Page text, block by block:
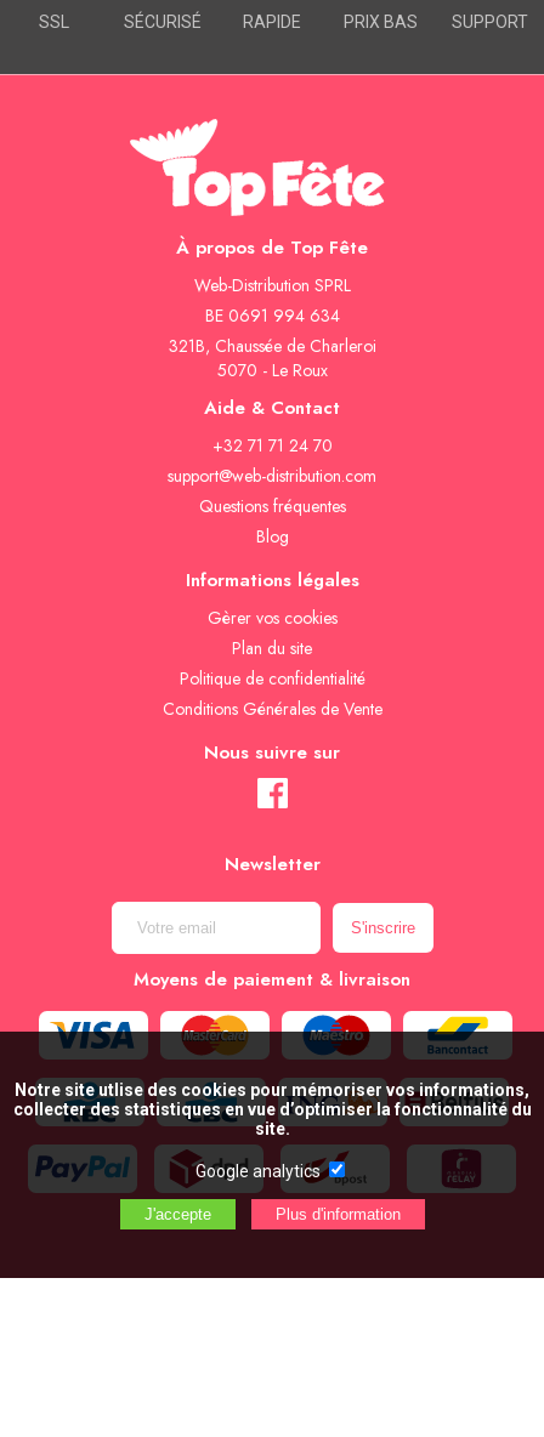
SSL SÉCURISÉ RAPIDE PRIX BAS SUPPORT
À propos de Top Fête
Web-Distribution SPRL
BE 0691 994 634
321B, Chaussée de Charleroi
5070 - Le Roux
Aide & Contact
+32 71 71 24 70
support@web-distribution.com
Questions fréquentes
Blog
Informations légales
Gèrer vos cookies
Plan du site
Politique de confidentialité
Conditions Générales de Vente
Nous suivre sur
Newsletter
Moyens de paiement & livraison
Notre site utlise des cookies pour mémoriser vos informations,
collecter des statistiques en vue d’optimiser la fonctionnalité du
site.
Google analytics